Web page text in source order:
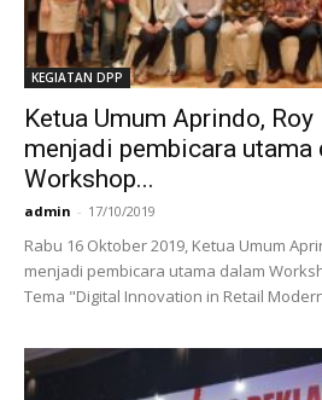
KEGIATAN DPP
Ketua Umum Aprindo,
menjadi pembicara utama
Workshop...
admin - 17/10/2019
Rabu 16 Oktober 2019, Ketua Umum
menjadi pembicara utama dalam
Tema "Digital Innovation in Retail